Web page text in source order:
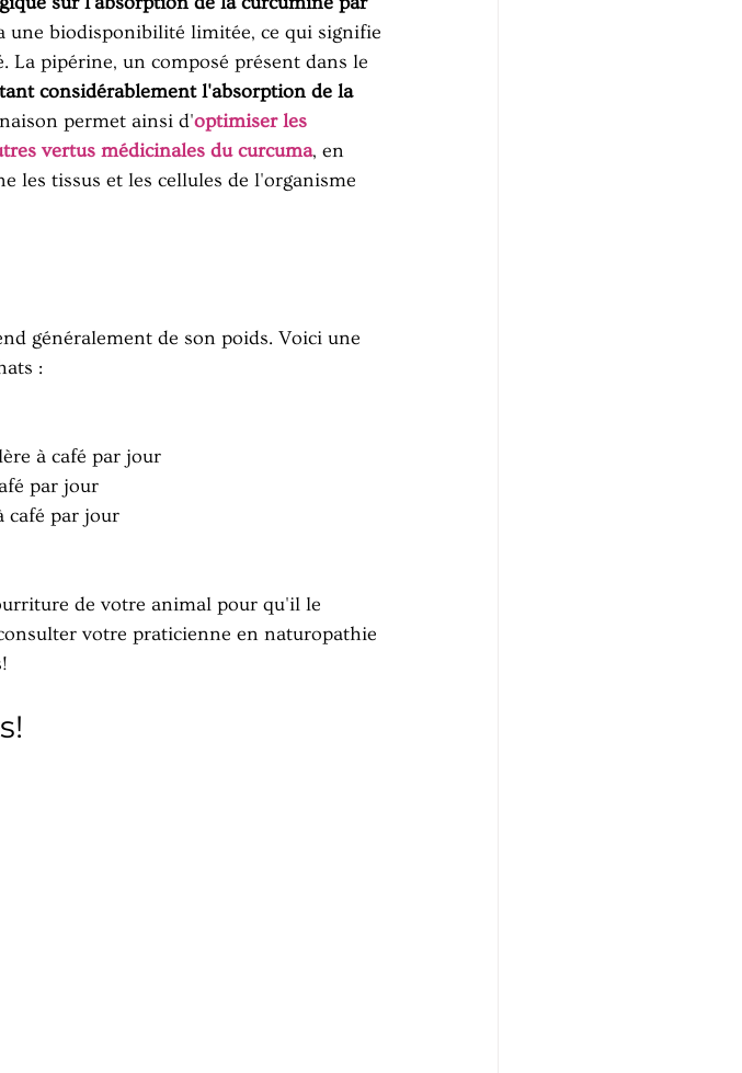
une biodisponibilité limitée, ce qui signifie
pipérine, un composé présent dans le
considérablement l'absorption de la
permet ainsi d'optimiser les
vertus médicinales du curcuma, en
les tissus et les cellules de l'organisme
généralement de son poids. Voici une
:
à café par jour
par jour
café par jour
de votre animal pour qu'il le
votre praticienne en naturopathie